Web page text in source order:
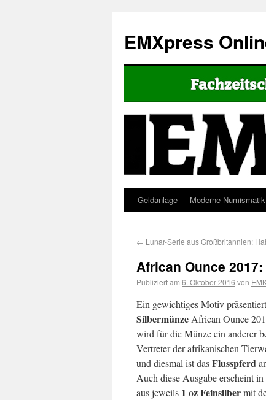
EMXpress
Geldanlage Moderne Numismatik
← Lunar-Serie aus Großbritannien:
African Ounce
Publiziert am 6. Oktober 2016 von
Ein gewichtiges Motiv
Silbermünze African Ounce
wird für die Münze ein anderer
Vertreter der afrikanischen
und diesmal ist dasFlusspferd
Auch diese Ausgabe erscheint
aus jeweils 1 oz Feinsilbermit